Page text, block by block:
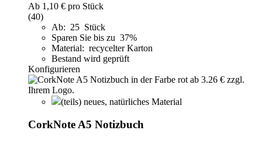
Ab 1,10 € pro Stück
(40)
Ab: 25 Stück
Sparen Sie bis zu 37%
Material: recycelter Karton
Bestand wird geprüft
Konfigurieren
(teils) neues, natürliches Material
CorkNote A5 Notizbuch